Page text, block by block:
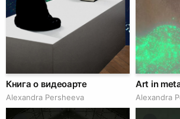
Книга о видеоарте
Alexandra Persheeva
Art in
Alexandra